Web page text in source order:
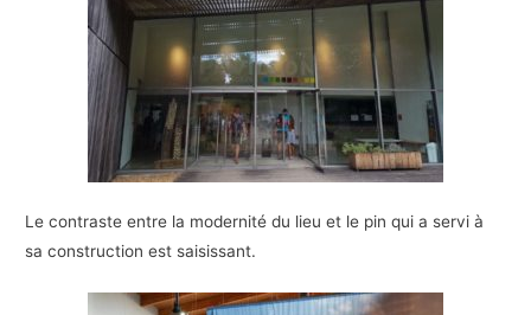
Le contraste entre la modernité du lieu et le pin qui a servi à
sa construction est saisissant.